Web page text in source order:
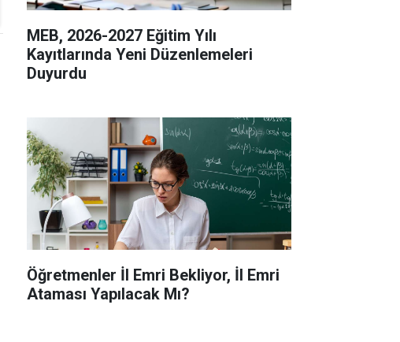
MEB, 2026-2027 Eğitim Yılı
Kayıtlarında Yeni Düzenlemeleri
Duyurdu
Öğretmenler İl Emri Bekliyor, İl Emri
Ataması Yapılacak Mı?